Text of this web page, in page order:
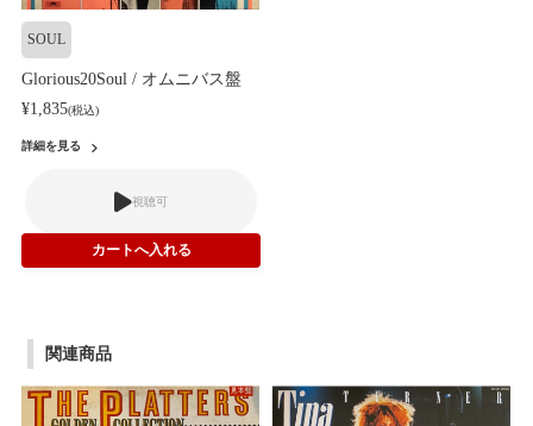
SOUL
Glorious20Soul / オムニバス盤
¥1,835(税込)
詳細を見る
視聴可
関連商品